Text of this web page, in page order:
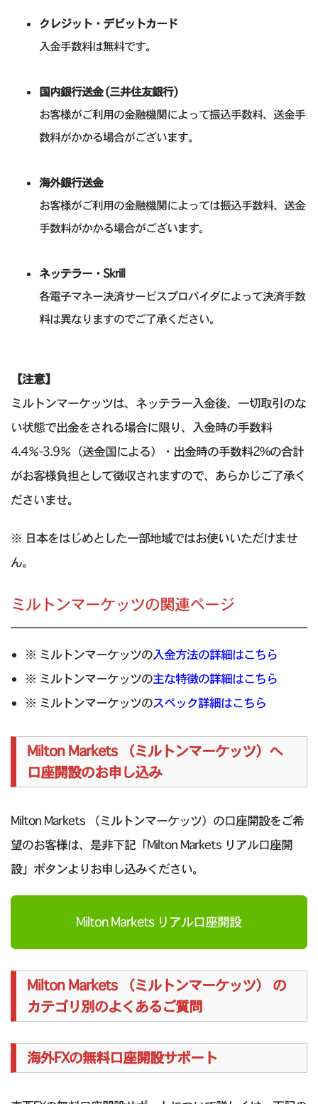
クレジット・デビットカード
入金手数料は無料です。
国内銀行送金 (三井住友銀行)
お客様がご利用の金融機関によって振込手数料、送金手
数料がかかる場合がございます。
海外銀行送金
お客様がご利用の金融機関によっては振込手数料、送金
手数料がかかる場合がございます。
ネッテラー・Skrill
各電子マネー決済サービスプロバイダによって決済手数
料は異なりますのでご了承ください。
【注意】
ミルトンマーケッツは、ネッテラー入金後、一切取引のな
い状態で出金をされる場合に限り、入金時の手数料
4.4％-3.9％（送金国による）・出金時の手数料2%の合計
がお客様負担として徴収されますので、あらかじご了承く
ださいませ。
※ 日本をはじめとした一部地域ではお使いいただけませ
ん。
ミルトンマーケッツの関連ページ
※ ミルトンマーケッツの入金方法の詳細はこちら
※ ミルトンマーケッツの主な特徴の詳細はこちら
※ ミルトンマーケッツのスペック詳細はこちら
Milton Markets （ミルトンマーケッツ）へ
口座開設のお申し込み
Milton Markets （ミルトンマーケッツ）の口座開設をご希
望のお客様は、是非下記「Milton Markets リアル口座開
設」ボタンよりお申し込みください。
Milton Markets リアル口座開設
Milton Markets （ミルトンマーケッツ） の
カテゴリ別のよくあるご質問
海外FXの無料口座開設サポート